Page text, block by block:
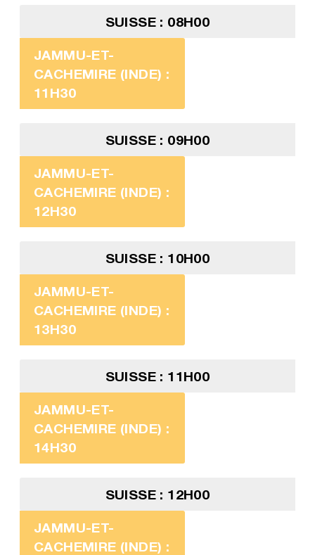
SUISSE : 08H00
JAMMU-ET-
CACHEMIRE (INDE) :
11H30
SUISSE : 09H00
JAMMU-ET-
CACHEMIRE (INDE) :
12H30
SUISSE : 10H00
JAMMU-ET-
CACHEMIRE (INDE) :
13H30
SUISSE : 11H00
JAMMU-ET-
CACHEMIRE (INDE) :
14H30
SUISSE : 12H00
JAMMU-ET-
CACHEMIRE (INDE) :